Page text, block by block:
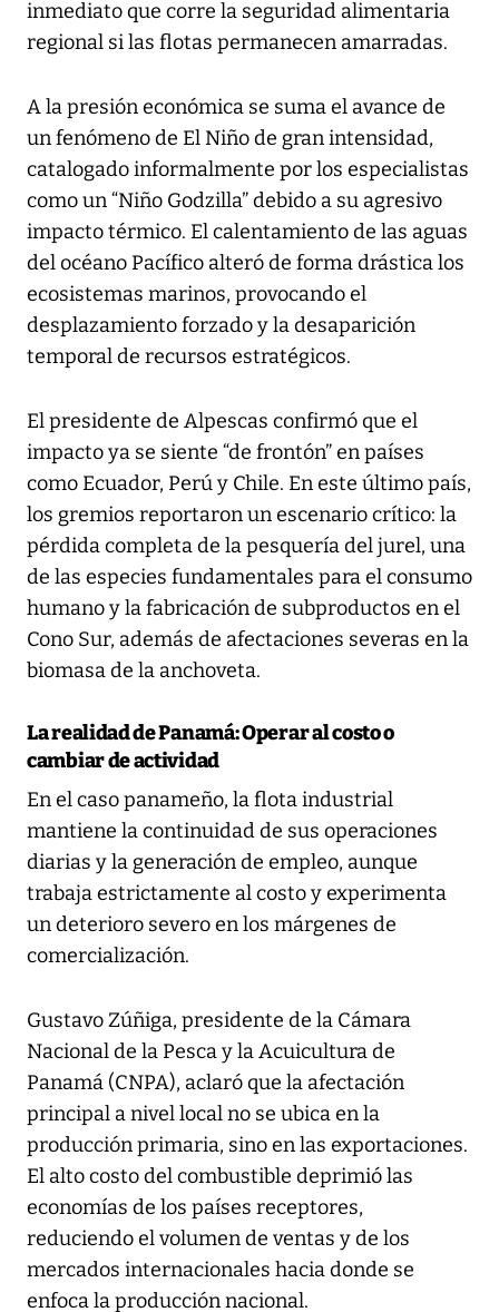
inmediato que corre la seguridad alimentaria
regional si las flotas permanecen amarradas.
A la presión económica se suma el avance de
un fenómeno de El Niño de gran intensidad,
catalogado informalmente por los especialistas
como un “Niño Godzilla” debido a su agresivo
impacto térmico. El calentamiento de las aguas
del océano Pacífico alteró de forma drástica los
ecosistemas marinos, provocando el
desplazamiento forzado y la desaparición
temporal de recursos estratégicos.
El presidente de Alpescas confirmó que el
impacto ya se siente “de frontón” en países
como Ecuador, Perú y Chile. En este último país,
los gremios reportaron un escenario crítico: la
pérdida completa de la pesquería del jurel, una
de las especies fundamentales para el consumo
humano y la fabricación de subproductos en el
Cono Sur, además de afectaciones severas en la
biomasa de la anchoveta.
La realidad de Panamá: Operar al costo o
cambiar de actividad
En el caso panameño, la flota industrial
mantiene la continuidad de sus operaciones
diarias y la generación de empleo, aunque
trabaja estrictamente al costo y experimenta
un deterioro severo en los márgenes de
comercialización.
Gustavo Zúñiga, presidente de la Cámara
Nacional de la Pesca y la Acuicultura de
Panamá (CNPA), aclaró que la afectación
principal a nivel local no se ubica en la
producción primaria, sino en las exportaciones.
El alto costo del combustible deprimió las
economías de los países receptores,
reduciendo el volumen de ventas y de los
mercados internacionales hacia donde se
enfoca la producción nacional.